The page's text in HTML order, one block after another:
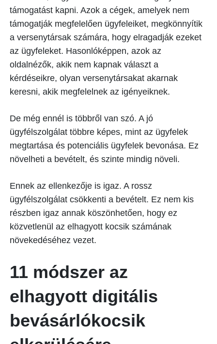
támogatást kapni. Azok a cégek, amelyek nem
támogatják megfelelően ügyfeleiket, megkönnyítik
a versenytársak számára, hogy elragadják ezeket
az ügyfeleket. Hasonlóképpen, azok az
oldalnézők, akik nem kapnak választ a
kérdéseikre, olyan versenytársakat akarnak
keresni, akik megfelelnek az igényeiknek.
De még ennél is többről van szó. A jó
ügyfélszolgálat többre képes, mint az ügyfelek
megtartása és potenciális ügyfelek bevonása. Ez
növelheti a bevételt, és szinte mindig növeli.
Ennek az ellenkezője is igaz. A rossz
ügyfélszolgálat csökkenti a bevételt. Ez nem kis
részben igaz annak köszönhetően, hogy ez
közvetlenül az elhagyott kocsik számának
növekedéséhez vezet.
11 módszer az
elhagyott digitális
bevásárlókocsik